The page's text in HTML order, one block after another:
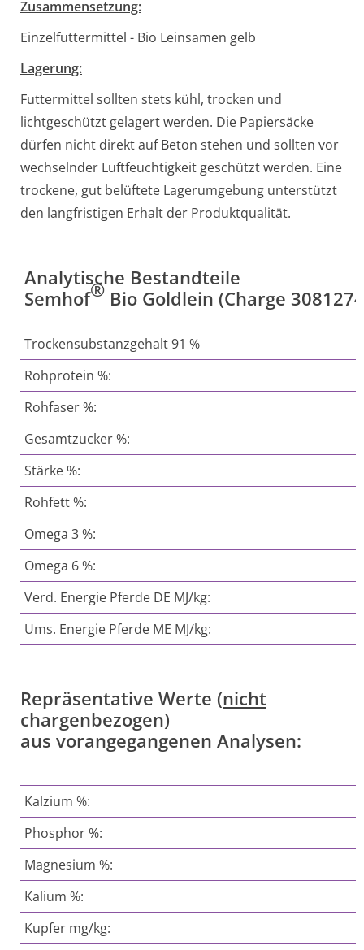
Zusammensetzung:
Einzelfuttermittel - Bio Leinsamen gelb
Lagerung:
Futtermittel sollten stets kühl, trocken und
lichtgeschützt gelagert werden. Die Papiersäcke
dürfen nicht direkt auf Beton stehen und sollten vor
wechselnder Luftfeuchtigkeit geschützt werden. Eine
trockene, gut belüftete Lagerumgebung unterstützt
den langfristigen Erhalt der Produktqualität.
Analytische Bestandteile
Semhof® Bio Goldlein (Charge
Trockensubstanzgehalt 91 %
Rohprotein %:
Rohfaser %:
Gesamtzucker %:
Stärke %:
Rohfett %:
Omega 3 %:
Omega 6 %:
Verd. Energie Pferde DE MJ/kg:
Ums. Energie Pferde ME MJ/kg:
Repräsentative Werte (nicht
chargenbezogen)
aus vorangegangenen Analysen:
Kalzium %:
Phosphor %:
Magnesium %:
Kalium %:
Kupfer mg/kg: